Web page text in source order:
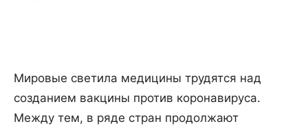
Мировые светила медицины трудятся над
созданием вакцины против коронавируса.
Между тем, в ряде стран продолжают